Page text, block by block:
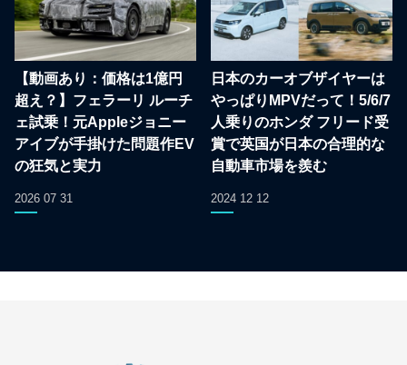
【動画あり：価格は1億円
超え？】フェラーリ ルーチ
ェ試乗！元Appleジョニー
アイブが手掛けた問題作EV
の狂気と実力
2026 07 31
日本のカーオブザイヤーは
やっぱりMPVだって！5/6/7
人乗りのホンダ フリード受
賞で英国が日本の合理的な
自動車市場を羨む
2024 12 12